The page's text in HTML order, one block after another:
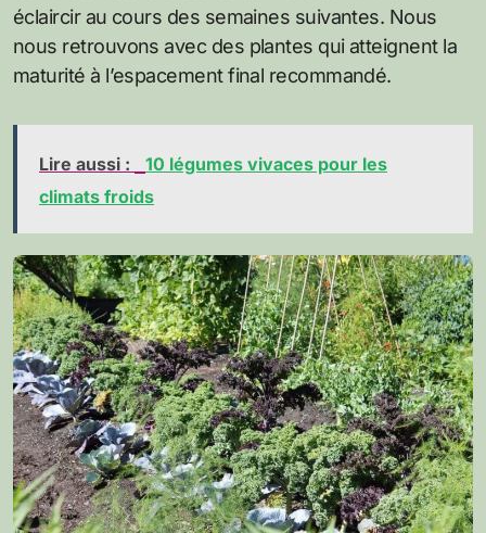
éclaircir au cours des semaines suivantes. Nous
nous retrouvons avec des plantes qui atteignent la
maturité à l’espacement final recommandé.
Lire aussi :
10 légumes vivaces pour les
climats froids